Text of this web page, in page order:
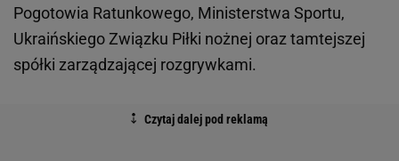
Pogotowia Ratunkowego, Ministerstwa Sportu,
Ukraińskiego Związku Piłki nożnej oraz tamtejszej
spółki zarządzającej rozgrywkami.